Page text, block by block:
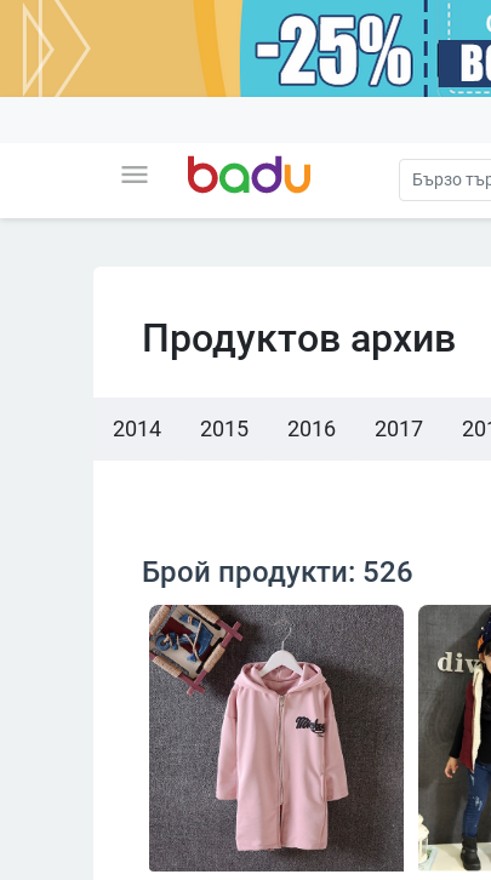
menu
Продуктов архив
2014 2015 2016 2017
Брой продукти: 526